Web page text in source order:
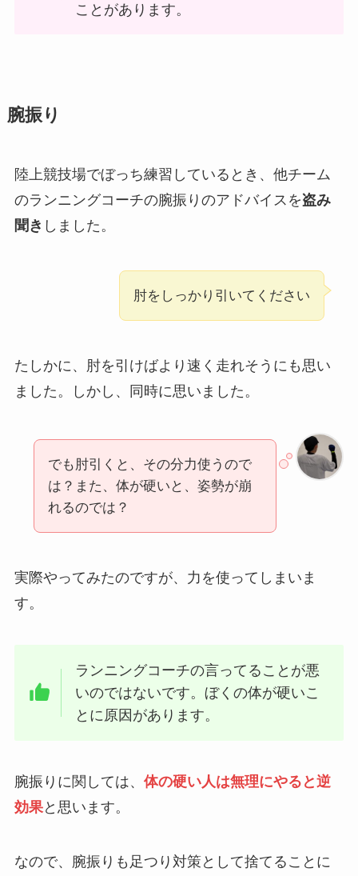
ことがあります。
腕振り
陸上競技場でぼっち練習しているとき、他チーム
のランニングコーチの腕振りのアドバイスを盗み
聞き しました。
肘をしっかり引いてください
たしかに、肘を引けばより速く走れそうにも思い
ました。しかし、同時に思いました。
でも肘引くと、その分力使うので
は？また、体が硬いと、姿勢が崩
れるのでは？
実際やってみたのですが、力を使ってしまいま
す。
ランニングコーチの言ってることが悪
いのではないです。ぼくの体が硬いこ
とに原因があります。
腕振りに関しては、 体の硬い人は無理にやると逆
効果と思います。
なので、腕振りも足つり対策として捨てることに